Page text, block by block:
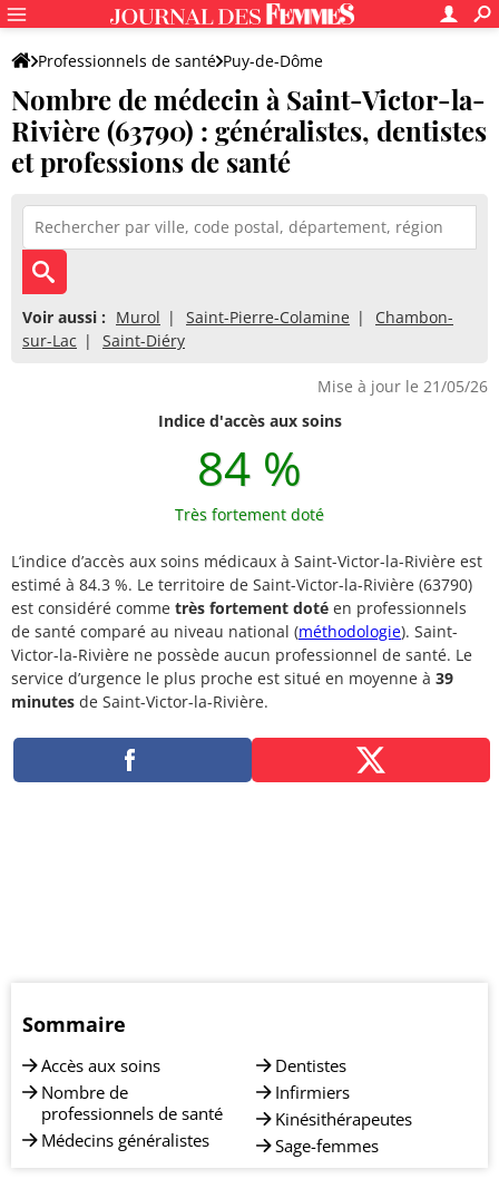
Professionnels de santé Puy-de-Dôme
Saint-Victor-la-Rivière
Nombre de médecin à Saint-Victor-la-
Rivière (63790) : généralistes, dentistes
et professions de santé
Voir aussi : Murol Saint-Pierre-Colamine
Chambon-
sur-Lac
Saint-Diéry
Mise à jour le 21/05/26
Indice d'accès aux soins
84 %
Très fortement doté
L’indice d’accès aux soins médicaux à Saint-Victor-la-Rivière est
estimé à 84.3 %. Le territoire de Saint-Victor-la-Rivière (63790)
est considéré comme très fortement doté en professionnels
de santé comparé au niveau national (méthodologie). Saint-
Victor-la-Rivière ne possède aucun professionnel de santé. Le
service d’urgence le plus proche est situé en moyenne à 39
minutes de Saint-Victor-la-Rivière.
Sommaire
Accès aux soins
Nombre de
professionnels de santé
Médecins généralistes
Dentistes
Infirmiers
Kinésithérapeutes
Sage-femmes